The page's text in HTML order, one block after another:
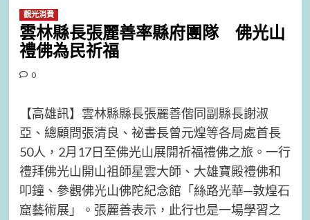
觀光消費
雲林縣長張麗善率縣府團隊 佛光山
禮佛為民祈福
0
【高雄訊】雲林縣縣長張麗善偕同副縣長謝淑
亞、總顧問張清良、祕書長曾元煌等各局處首長
50人，2月17日至佛光山展開祈福禮佛之旅。一行
禮拜佛光山開山祖師星雲大師、大雄寶殿禮佛和
叩鐘、參觀佛光山佛陀紀念館「絲路光華─敦煌石
窟藝術展」。張麗善表示，此行也是一場學習之